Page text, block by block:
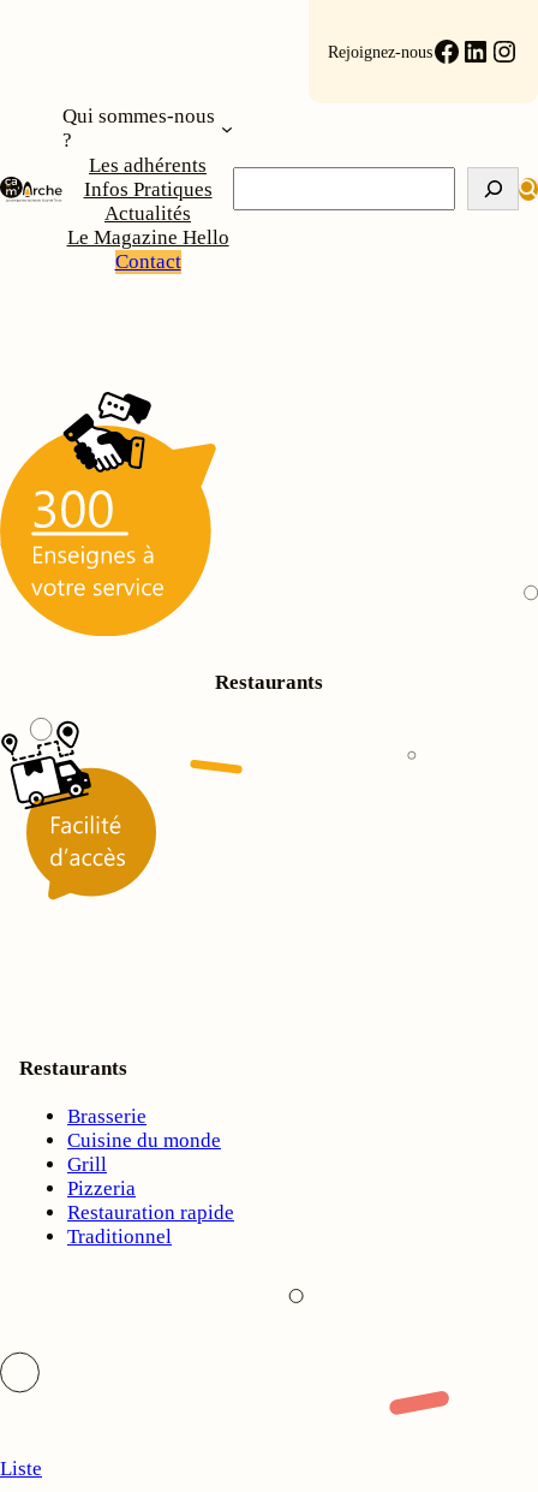
Rejoignez-nous
Qui sommes-nous
?
Les adhérents
Infos Pratiques
Actualités
Le Magazine Hello
Contact
Restaurants
Restaurants
Brasserie
Cuisine du monde
Grill
Pizzeria
Restauration rapide
Traditionnel
Liste